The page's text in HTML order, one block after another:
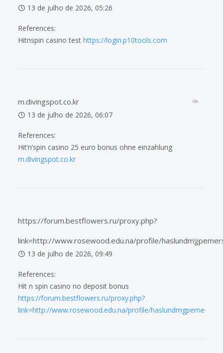
13 de julho de 2026, 05:26
References:
Hitnspin casino test https://login.p10tools.com
m.divingspot.co.kr
13 de julho de 2026, 06:07
References:
Hit’n’spin casino 25 euro bonus ohne einzahlung
m.divingspot.co.kr
https://forum.bestflowers.ru/proxy.php?
link=http://www.rosewood.edu.na/profile/
13 de julho de 2026, 09:49
References:
Hit n spin casino no deposit bonus
https://forum.bestflowers.ru/proxy.php?
link=http://www.rosewood.edu.na/profile/